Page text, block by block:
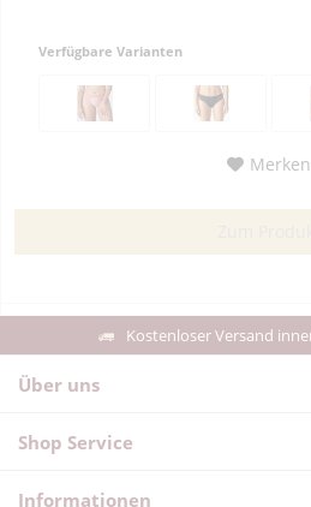
Verfügbare Varianten
Merken
Kostenloser Versand
Über uns
Shop Service
Informationen